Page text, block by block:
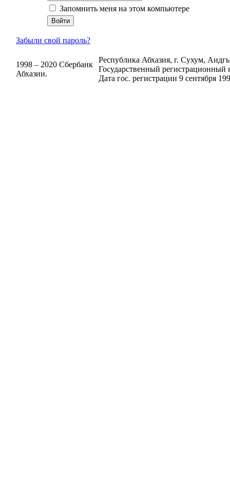
Запомнить меня на этом компьютере
Забыли свой пароль?
1998 – 2020 Сбербанк
Абхазии.
Республика Абхазия, г. Сухум,
Государственный регистрационный
Дата гос. регистрации 9 сентября